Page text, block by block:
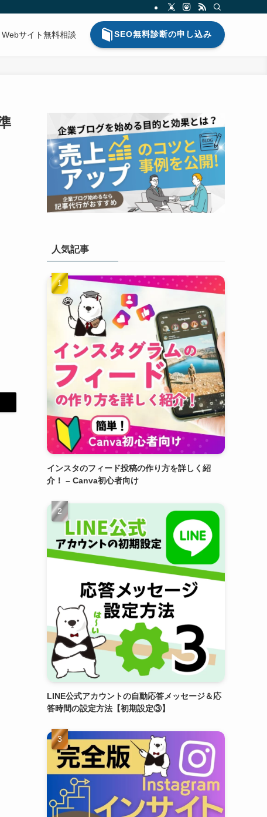
Webサイト無料相談 SEO無料診断の申し込み
人気記事
インスタのフィード投稿の作り方を詳しく紹
介！ – Canva初心者向け
LINE公式アカウントの自動応答メッセージ＆応
答時間の設定方法【初期設定③】